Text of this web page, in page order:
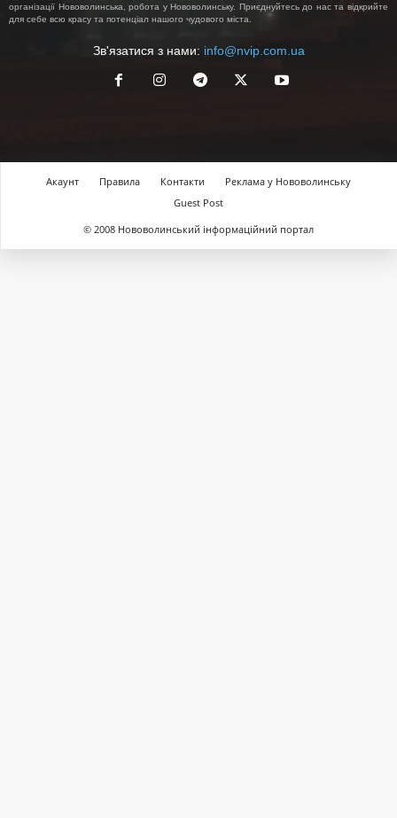
організації Нововолинська, робота у Нововолинську. Приєднуйтесь до нас та відкрийте
для себе всю красу та потенціал нашого чудового міста.
Зв'язатися з нами: info@nvip.com.ua
Акаунт Правила Контакти
Реклама у Нововолинську
Guest Post
© 2008 Нововолинський інформаційний портал